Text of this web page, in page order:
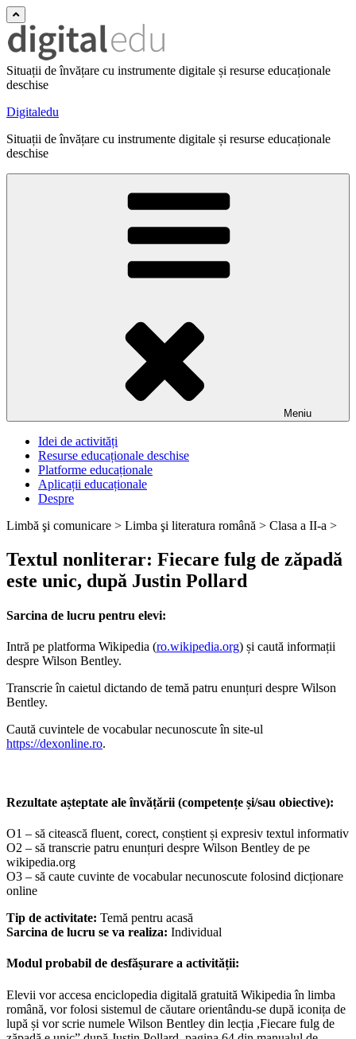
Situații de învățare cu instrumente digitale și resurse educaționale
deschise
Digitaledu
Situații de învățare cu instrumente digitale și resurse educaționale
deschise
Meniu
Idei de activități
Resurse educaționale deschise
Platforme educaționale
Aplicații educaționale
Despre
Limbă şi comunicare > Limba şi literatura română > Clasa a II-a >
Textul nonliterar: Fiecare fulg de zăpadă
este unic, după Justin Pollard
Sarcina de lucru pentru elevi:
Intră pe platforma Wikipedia (ro.wikipedia.org) și caută informații
despre Wilson Bentley.
Transcrie în caietul dictando de temă patru enunțuri despre Wilson
Bentley.
Caută cuvintele de vocabular necunoscute în site-ul
https://dexonline.ro.
Rezultate așteptate ale învățării (competențe și/sau obiective):
O1 – să citească fluent, corect, conștient și expresiv textul informativ
O2 – să transcrie patru enunțuri despre Wilson Bentley de pe
wikipedia.org
O3 – să caute cuvinte de vocabular necunoscute folosind dicționare
online
Tip de activitate: Temă pentru acasă
Sarcina de lucru se va realiza: Individual
Modul probabil de desfășurare a activității:
Elevii vor accesa enciclopedia digitală gratuită Wikipedia în limba
română, vor folosi sistemul de căutare orientându-se după iconița de
lupă și vor scrie numele Wilson Bentley din lecția ,Fiecare fulg de